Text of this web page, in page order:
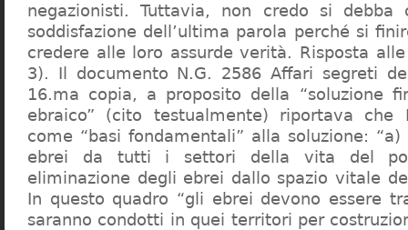
negazionisti. Tuttavia, non credo si debba
soddisfazione dell’ultima parola perché si
credere alle loro assurde verità. Risposta
3). Il documento N.G. 2586 Affari segreti
16.ma copia, a proposito della “soluzione
ebraico” (cito testualmente) riportava che
come “basi fondamentali” alla soluzione:
ebrei da tutti i settori della vita del
eliminazione degli ebrei dallo spazio vitale
In questo quadro “gli ebrei devono essere
saranno condotti in quei territori per